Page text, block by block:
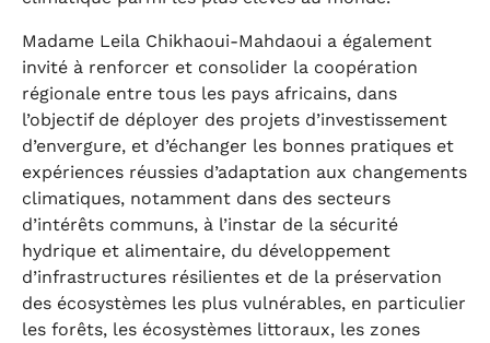
Madame Leila Chikhaoui-Mahdaoui a également
invité à renforcer et consolider la coopération
régionale entre tous les pays africains, dans
l’objectif de déployer des projets d’investissement
d’envergure, et d’échanger les bonnes pratiques et
expériences réussies d’adaptation aux changements
climatiques, notamment dans des secteurs
d’intérêts communs, à l’instar de la sécurité
hydrique et alimentaire, du développement
d’infrastructures résilientes et de la préservation
des écosystèmes les plus vulnérables, en particulier
les forêts, les écosystèmes littoraux, les zones